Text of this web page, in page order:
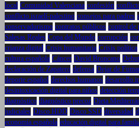
local Comunidad Valenciana confesión
conflicto israelí-palestino consejos para padres
conservadurismo contratos públicos control de
Salesas Reales Copa del Mundo corrupción
crianza digital Crisis humanitaria Crisis política
cultura española Cáncer David Broncano
declaración de Zapatero defensa Dejar de
deporte español derechos humanos desarrollo
desintoxicación digital para niños detección
diagnóstico diagnóstico precoz Dieta
judiciales Disco HDD Disco SSD diversidad
economía española educación digital para